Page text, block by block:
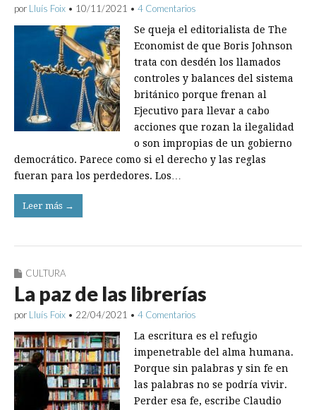
por Lluís Foix • 10/11/2021 • 4 Comentarios
Se queja el editorialista de The
Economist de que Boris Johnson
trata con desdén los llamados
controles y balances del sistema
británico porque frenan al
Ejecutivo para llevar a cabo
acciones que rozan la ilegalidad
o son impropias de un gobierno
democrático. Parece como si el derecho y las reglas
fueran para los perdedores. Los…
Leer más →
CULTURA
La paz de las librerías
por Lluís Foix • 22/04/2021 • 4 Comentarios
La escritura es el refugio
impenetrable del alma humana.
Porque sin palabras y sin fe en
las palabras no se podría vivir.
Perder esa fe, escribe Claudio